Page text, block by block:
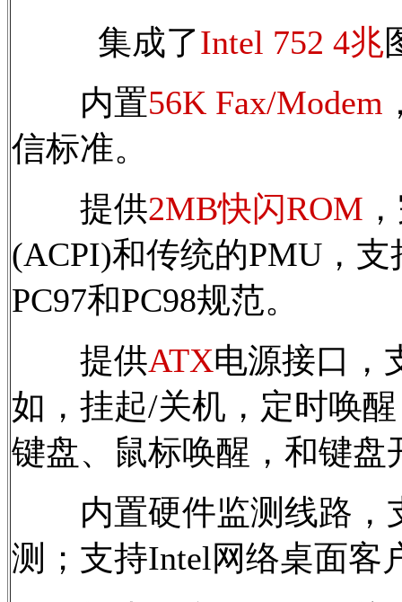
集成了Intel 752 4兆
内置56K Fax/Modem
信标准。
提供2MB快闪ROM
(ACPI)和传统的PMU，
PC97和PC98规范。
提供ATX电源接口，
如，挂起/关机，定时唤
键盘、鼠标唤醒，和键盘
内置硬件监测线路，
测；支持Intel网络桌面客